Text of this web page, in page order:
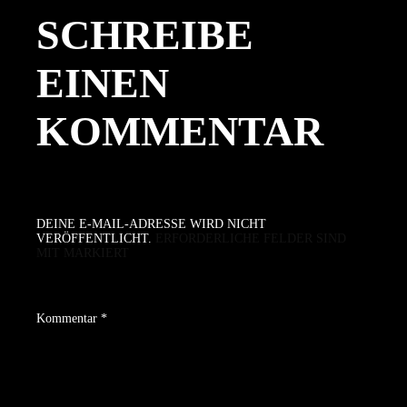
SCHREIBE
EINEN
KOMMENTAR
DEINE E-MAIL-ADRESSE WIRD NICHT
VERÖFFENTLICHT.
Kommentar *